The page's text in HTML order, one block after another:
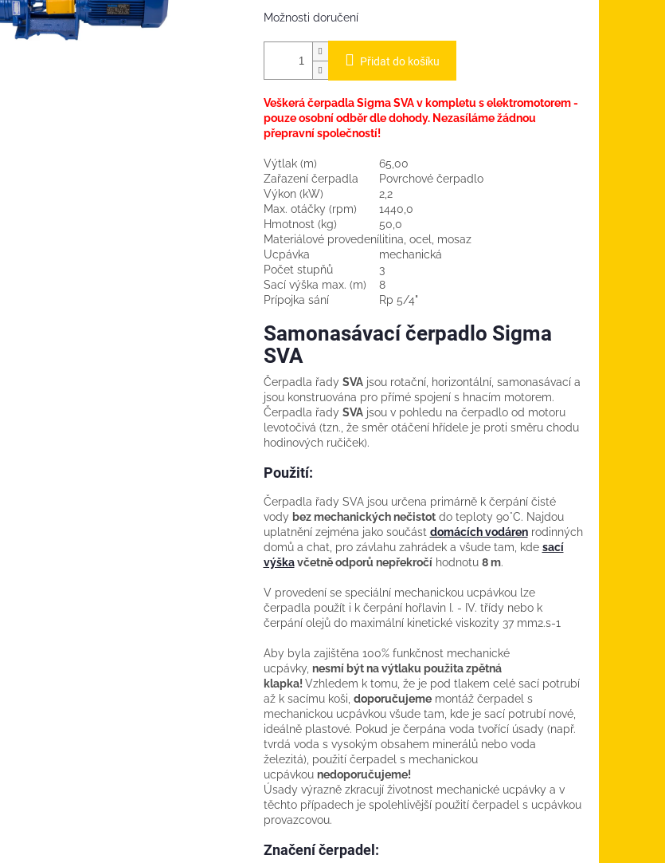
Možnosti doručení
Přidat do košíku
Veškerá čerpadla Sigma SVA v kompletu s elektromotorem -
pouze osobní odběr dle dohody. Nezasíláme žádnou
přepravní společností!
Výtlak (m)
65,00
Zařazení čerpadla
Povrchové čerpadlo
Výkon (kW)
2,2
Max. otáčky (rpm)
1440,0
Hmotnost (kg)
50,0
Materiálové provedenílitina, ocel, mosaz
Ucpávka
mechanická
Počet stupňů
3
Sací výška max. (m)
8
Prípojka sání
Rp 5/4"
Samonasávací čerpadlo Sigma
SVA
Čerpadla řady SVA jsou rotační, horizontální, samonasávací a
jsou konstruována pro přímé spojení s hnacím motorem.
Čerpadla řady SVA jsou v pohledu na čerpadlo od motoru
levotočivá (tzn., že směr otáčení hřídele je proti směru chodu
hodinových ručiček).
Použití:
Čerpadla řady SVA jsou určena primárně k čerpání čisté
vody bez mechanických nečistot do teploty 90°C. Najdou
uplatnění zejména jako součást domácích vodáren rodinných
domů a chat, pro závlahu zahrádek a všude tam, kde sací
výška včetně odporů nepřekročí hodnotu 8 m.
V provedení se speciální mechanickou ucpávkou lze
čerpadla použít i k čerpání hořlavin I. - IV. třídy nebo k
čerpání olejů do maximální kinetické viskozity 37 mm2.s-1
Aby byla zajištěna 100% funkčnost mechanické
ucpávky, nesmí být na výtlaku použita zpětná
klapka! Vzhledem k tomu, že je pod tlakem celé sací potrubí
až k sacímu koši, doporučujeme montáž čerpadel s
mechanickou ucpávkou všude tam, kde je sací potrubí nové,
ideálně plastové. Pokud je čerpána voda tvořící úsady (např.
tvrdá voda s vysokým obsahem minerálů nebo voda
železitá), použití čerpadel s mechanickou
ucpávkou nedoporučujeme!
Úsady výrazně zkracují životnost mechanické ucpávky a v
těchto případech je spolehlivější použití čerpadel s ucpávkou
provazcovou.
Značení čerpadel: